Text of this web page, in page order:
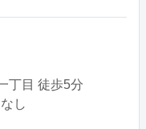
丁目 徒歩5分
し